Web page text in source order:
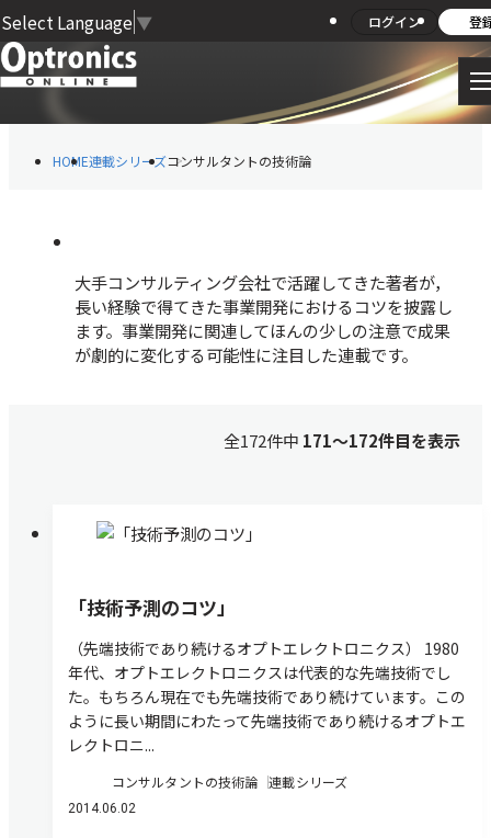
Select Language ▼ ログイン 登
HOME連載シリーズコンサルタントの技術論
大手コンサルティング会社で活躍してきた著者が，
長い経験で得てきた事業開発におけるコツを披露し
ます。事業開発に関連してほんの少しの注意で成果
が劇的に変化する可能性に注目した連載です。
全172件中 171〜172件目を表示
「技術予測のコツ」
（先端技術であり続けるオプトエレクトロニクス） 1980
年代、オプトエレクトロニクスは代表的な先端技術でし
た。もちろん現在でも先端技術であり続けています。この
ように長い期間にわたって先端技術であり続けるオプトエ
レクトロニ...
コンサルタントの技術論 連載シリーズ
2014.06.02